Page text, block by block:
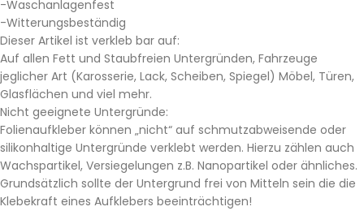
-Waschanlagenfest
-Witterungsbeständig
Dieser Artikel ist verkleb bar auf:
Auf allen Fett und Staubfreien Untergründen, Fahrzeuge
jeglicher Art (Karosserie, Lack, Scheiben, Spiegel) Möbel, Türen,
Glasflächen und viel mehr.
Nicht geeignete Untergründe:
Folienaufkleber können „nicht“ auf schmutzabweisende oder
silikonhaltige Untergründe verklebt werden. Hierzu zählen auch
Wachspartikel, Versiegelungen z.B. Nanopartikel oder ähnliches.
Grundsätzlich sollte der Untergrund frei von Mitteln sein die die
Klebekraft eines Aufklebers beeinträchtigen!